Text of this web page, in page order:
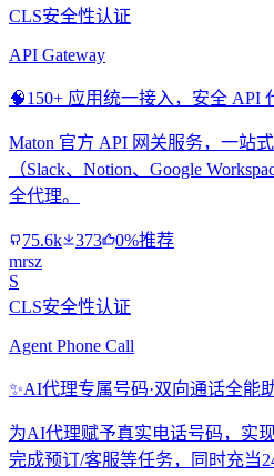
CLS安全性认证
API Gateway
🧠150+ 应用统一接入，安全 API
Maton 官方 API 网关服务，一站
（Slack、Notion、Google
全代理。
75.6k 373
0%推荐
mrsz
S
CLS安全性认证
Agent Phone Call
✨AI代理专属号码·双向通话全能
为AI代理赋予真实电话号码，实
完成预订/客服等任务，同时充当